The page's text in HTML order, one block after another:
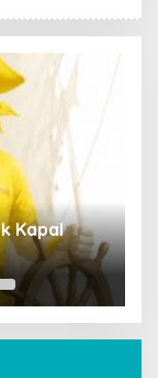
Sultan
Ambil